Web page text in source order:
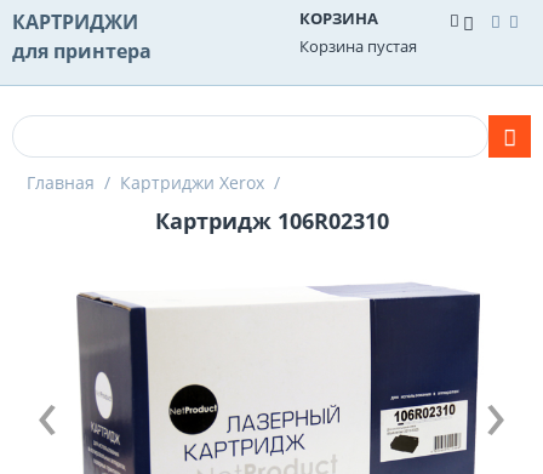
КАРТРИДЖИ
для принтера
КОРЗИНА
Корзина пустая
Главная / Картриджи Xerox /
Картридж 106R02310